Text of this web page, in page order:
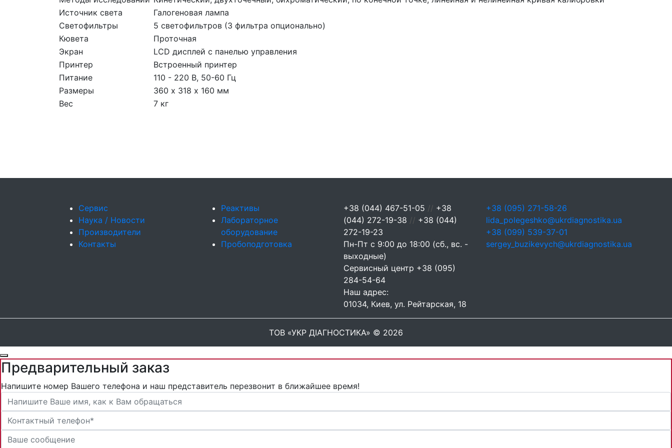
Источник света
Галогеновая лампа
Светофильтры
5 светофильтров (3 фильтра опционально)
Кювета
Проточная
Экран
LCD дисплей с панелью управления
Принтер
Встроенный принтер
Питание
110 - 220 В, 50-60 Гц
Размеры
360 х 318 х 160 мм
Вес
7 кг
Сервис
Наука / Новости
Производители
Контакты
Реактивы
Лабораторное
оборудование
Пробоподготовка
+38 (044) 467-51-05 // +38
(044) 272-19-38 // +38 (044)
272-19-23
Пн-Пт с 9:00 до 18:00 (сб., вс. -
выходные)
Сервисный центр +38 (095)
284-54-64
Наш адрес:
01034, Киев, ул. Рейтарская, 18
+38 (095) 271-58-26
lida_polegeshko@ukrdiagnostika.ua
+38 (099) 539-37-01
sergey_buzikevych@ukrdiagnostika.ua
ТОВ «УКР ДІАГНОСТИКА» © 2026
Предварительный заказ
Напишите номер Вашего телефона и наш представитель перезвонит в ближайшее время!